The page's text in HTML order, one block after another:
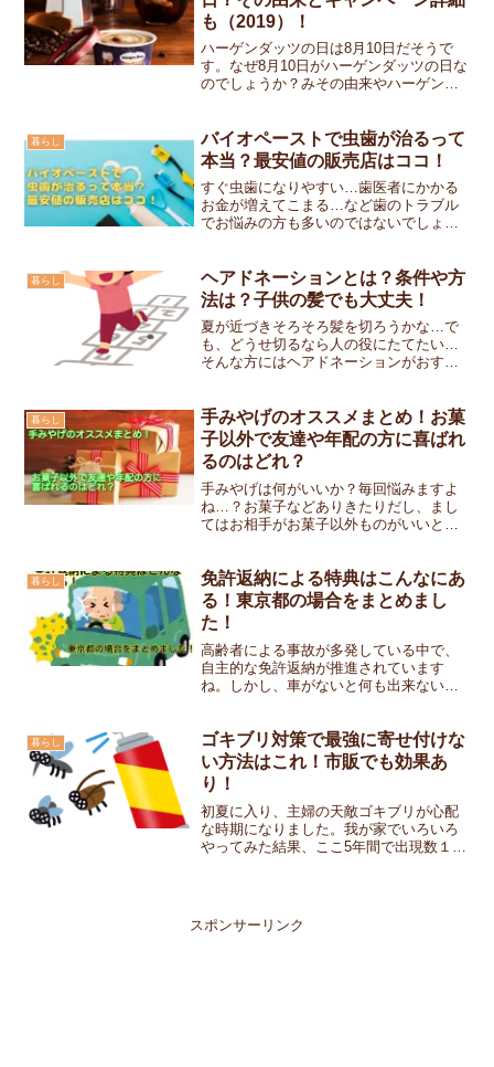
も（2019）！
ハーゲンダッツの日は8月10日だそうで
す。なぜ8月10日がハーゲンダッツの日な
のでしょうか？みその由来やハーゲンダ
はなぜ8月10日？ハーゲンダッツ・ジャパ
ンの創業日が1...
暮らし
バイオペーストで虫歯が治るって
本当？最安値の販売店はココ！
すぐ虫歯になりやすい…歯医者にかかる
お金が増えてこまる…など歯のトラブル
でお悩みの方も多いのではないでしょう
まされてきました。そこで人に薦められ
て歯磨きジェル「バイオペ...
暮らし
ヘアドネーションとは？条件や方
法は？子供の髪でも大丈夫！
夏が近づきそろそろ髪を切ろうかな…で
も、どうせ切るなら人の役にたてたい…
そんな方にはヘアドネーションがおすす
などわからないことも多いと思います。
私も昨年寄付しましたのでそ...
暮らし
手みやげのオススメまとめ！お菓
子以外で友達や年配の方に喜ばれ
るのはどれ？
手みやげは何がいいか？毎回悩みますよ
ね…？お菓子などありきたりだし、まし
てはお相手がお菓子以外ものがいいとわ
菓子以外のもののオススメをまとめてい
ます。参考になれば幸いで...
暮らし
免許返納による特典はこんなにあ
る！東京都の場合をまとめまし
た！
高齢者による事故が多発している中で、
自主的な免許返納が推進されています
ね。しかし、車がないと何も出来ないよ
ないのが自主的に免許を返納すると特典
があるということ！※「自主...
暮らし
ゴキブリ対策で最強に寄せ付けな
い方法はこれ！市販でも効果あ
り！
初夏に入り、主婦の天敵ゴキブリが心配
な時期になりました。我が家でいろいろ
やってみた結果、ここ5年間で出現数１回
方法はコレです！①プラ...
スポンサーリンク